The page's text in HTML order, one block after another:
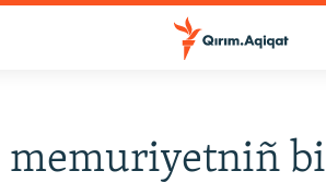
memuriyetniñ